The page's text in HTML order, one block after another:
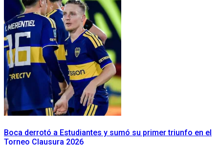
Boca derrotó a Estudiantes y sumó su primer triunfo en el
Torneo Clausura 2026